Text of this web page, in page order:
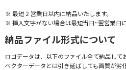
※ 最短 2 営業日以内に納品いたします。
※ 挿入文字がない場合は最短当日~翌営業日
納品ファイル形式について
ロゴデータは、以下のファイル全て納品して
ベクターデータとは引き延ばしても画質が劣